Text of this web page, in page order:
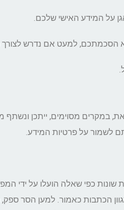
על המידע האישי שלכם.
הסכמתכם, למעט אם נדרש לצורך
במקרים מסוימים, ייתכן
לשמור על פרטיות המידע.
כפי שאלה הועלו על ידי
הכתבות כאמור. למען הסר